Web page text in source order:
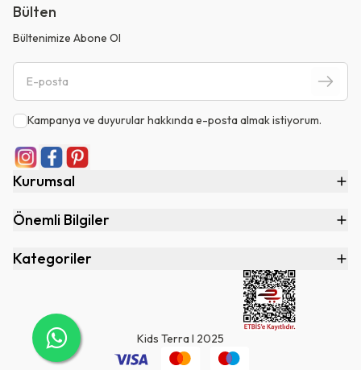
Bülten
Bültenimize Abone Ol
Kampanya ve duyurular hakkında e-posta almak istiyorum.
Kurumsal
Önemli Bilgiler
Kategoriler
Kids Terra I 2025